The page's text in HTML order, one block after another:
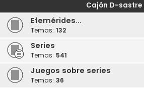
Cajón D-sastre
Efemérides...
Temas: 132
Series
Temas: 541
Juegos sobre series
Temas: 36